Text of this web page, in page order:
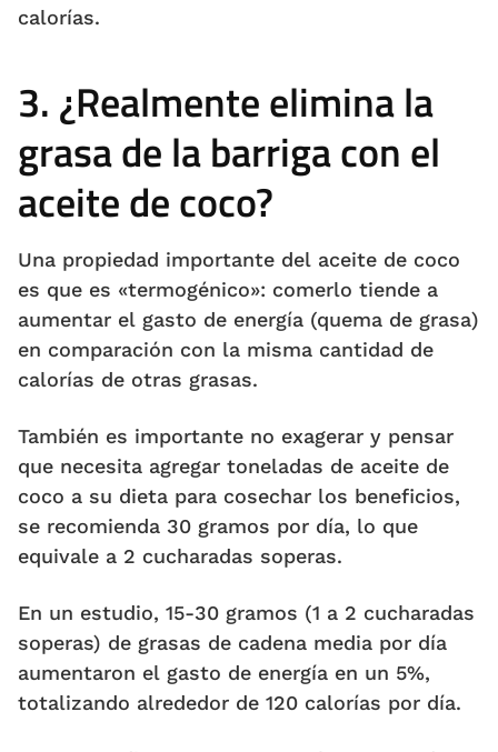
calorías.
3. ¿Realmente elimina la
grasa de la barriga con el
aceite de coco?
Una propiedad importante del aceite de coco
es que es «termogénico»: comerlo tiende a
aumentar el gasto de energía (quema de grasa)
en comparación con la misma cantidad de
calorías de otras grasas.
También es importante no exagerar y pensar
que necesita agregar toneladas de aceite de
coco a su dieta para cosechar los beneficios,
se recomienda 30 gramos por día, lo que
equivale a 2 cucharadas soperas.
En un estudio, 15-30 gramos (1 a 2 cucharadas
soperas) de grasas de cadena media por día
aumentaron el gasto de energía en un 5%,
totalizando alrededor de 120 calorías por día.